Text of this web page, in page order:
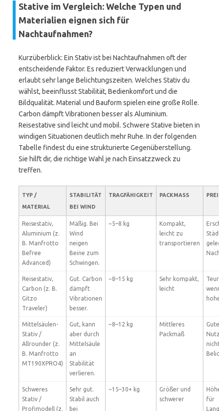
Stative im Vergleich: Welche Typen und
Materialien eignen sich für
Nachtaufnahmen?
Kurzüberblick: Ein Stativ ist bei Nachtaufnahmen oft der
entscheidende Faktor. Es reduziert Verwacklungen und
erlaubt sehr lange Belichtungszeiten. Welches Stativ du
wählst, beeinflusst Stabilität, Bedienkomfort und die
Bildqualität. Material und Bauform spielen eine große Rolle.
Carbon dämpft Vibrationen besser als Aluminium.
Reisestative sind leicht und mobil. Schwere Stative bieten in
windigen Situationen deutlich mehr Ruhe. In der folgenden
Tabelle findest du eine strukturierte Gegenüberstellung.
Sie hilft dir, die richtige Wahl je nach Einsatzzweck zu
treffen.
TYP /
MATERIAL
STABILITÄT
BEI WIND
TRAGFÄHIGKEIT PACKMASS
Reisestativ,
Aluminium (z.
B. Manfrotto
Befree
Advanced)
Mäßig. Bei
Wind
neigen
Beine zum
Schwingen.
~5–8 kg
Kompakt,
leicht zu
transportieren
Reisestativ,
Carbon (z. B.
Gitzo
Traveler)
Gut. Carbon
dämpft
Vibrationen
besser.
~8–15 kg
Sehr kompakt,
leicht
Mittelsäulen-
Stativ /
Allrounder (z.
B. Manfrotto
MT190XPRO4)
Gut, kann
aber durch
Mittelsäule
an
Stabilität
verlieren.
~8–12 kg
Mittleres
Packmaß
Schweres
Stativ /
Profimodell (z.
Sehr gut.
Stabil auch
bei
~15–30+ kg
Größer und
schwerer
für